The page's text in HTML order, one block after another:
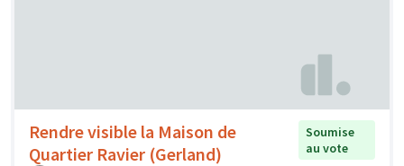
Rendre visible la Maison de
Quartier Ravier (Gerland)
Soumise
au vote